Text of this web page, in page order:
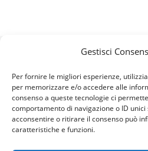
Gestisci
Per fornire le migliori esperienze,
per memorizzare e/o accedere alle
consenso a queste tecnologie ci
comportamento di navigazione o ID unici
acconsentire o ritirare il consenso può
caratteristiche e funzioni.